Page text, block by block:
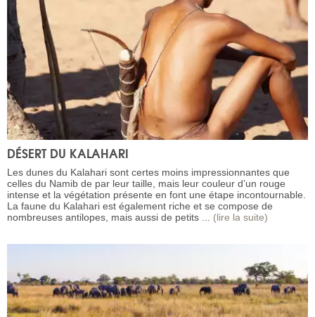
DÉSERT DU KALAHARI
Les dunes du Kalahari sont certes moins impressionnantes que
celles du Namib de par leur taille, mais leur couleur d’un rouge
intense et la végétation présente en font une étape incontournable.
La faune du Kalahari est également riche et se compose de
nombreuses antilopes, mais aussi de petits ... (lire la suite)